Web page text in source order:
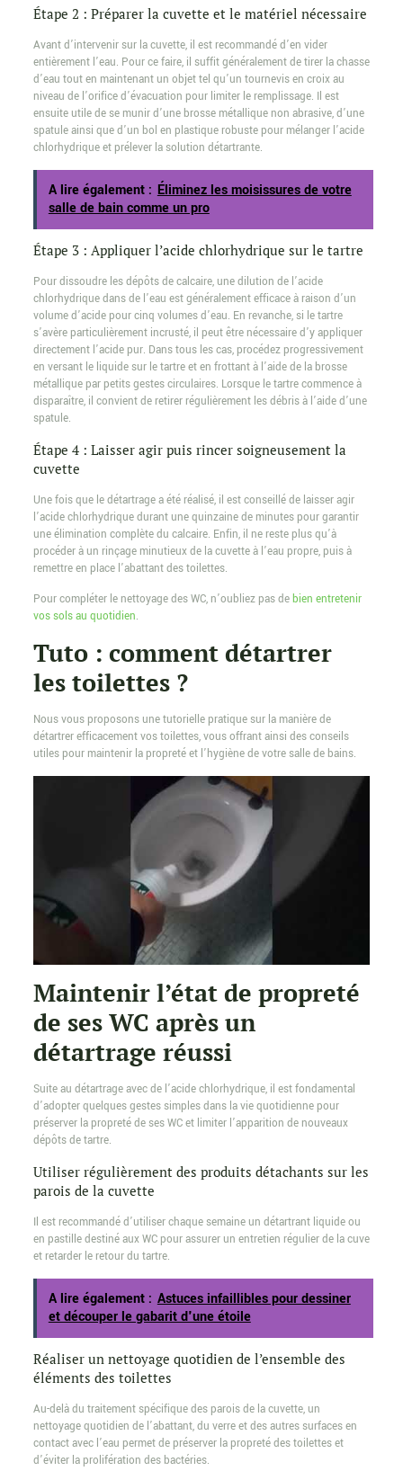
Étape 2 : Préparer la cuvette et le matériel nécessaire
Avant d’intervenir sur la cuvette, il est recommandé d’en vider
entièrement l’eau. Pour ce faire, il suffit généralement de tirer la chasse
d’eau tout en maintenant un objet tel qu’un tournevis en croix au
niveau de l’orifice d’évacuation pour limiter le remplissage. Il est
ensuite utile de se munir d’une brosse métallique non abrasive, d’une
spatule ainsi que d’un bol en plastique robuste pour mélanger l’acide
chlorhydrique et prélever la solution détartrante.
A lire également : Éliminez les moisissures de votre
salle de bain comme un pro
Étape 3 : Appliquer l’acide chlorhydrique sur le tartre
Pour dissoudre les dépôts de calcaire, une dilution de l’acide
chlorhydrique dans de l’eau est généralement efficace à raison d’un
volume d’acide pour cinq volumes d’eau. En revanche, si le tartre
s’avère particulièrement incrusté, il peut être nécessaire d’y appliquer
directement l’acide pur. Dans tous les cas, procédez progressivement
en versant le liquide sur le tartre et en frottant à l’aide de la brosse
métallique par petits gestes circulaires. Lorsque le tartre commence à
disparaître, il convient de retirer régulièrement les débris à l’aide d’une
spatule.
Étape 4 : Laisser agir puis rincer soigneusement la
cuvette
Une fois que le détartrage a été réalisé, il est conseillé de laisser agir
l’acide chlorhydrique durant une quinzaine de minutes pour garantir
une élimination complète du calcaire. Enfin, il ne reste plus qu’à
procéder à un rinçage minutieux de la cuvette à l’eau propre, puis à
remettre en place l’abattant des toilettes.
Pour compléter le nettoyage des WC, n’oubliez pas debien entretenir
vos sols au quotidien.
Tuto : comment détartrer
les toilettes ?
Nous vous proposons une tutorielle pratique sur la manière de
détartrer efficacement vos toilettes, vous offrant ainsi des conseils
utiles pour maintenir la propreté et l’hygiène de votre salle de bains.
Maintenir l’état de propreté
de ses WC après un
détartrage réussi
Suite au détartrage avec de l’acide chlorhydrique, il est fondamental
d’adopter quelques gestes simples dans la vie quotidienne pour
préserver la propreté de ses WC et limiter l’apparition de nouveaux
dépôts de tartre.
Utiliser régulièrement des produits détachants sur les
parois de la cuvette
Il est recommandé d’utiliser chaque semaine un détartrant liquide ou
en pastille destiné aux WC pour assurer un entretien régulier de la cuve
et retarder le retour du tartre.
A lire également : Astuces infaillibles pour dessiner
et découper le gabarit d'une étoile
Réaliser un nettoyage quotidien de l’ensemble des
éléments des toilettes
Au-delà du traitement spécifique des parois de la cuvette, un
nettoyage quotidien de l’abattant, du verre et des autres surfaces en
contact avec l’eau permet de préserver la propreté des toilettes et
d’éviter la prolifération des bactéries.